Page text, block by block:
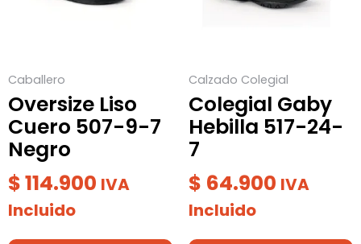
Caballero
Oversize Liso
Cuero 507-9-7
Negro
$114.900 IVA
Incluido
pueden
elegir
en
la
página
de
Calzado Colegial
Colegial Gaby
Hebilla 517-24-
7
$ 64.900 IVA
Incluido
pueden
elegir
en
la
página
de